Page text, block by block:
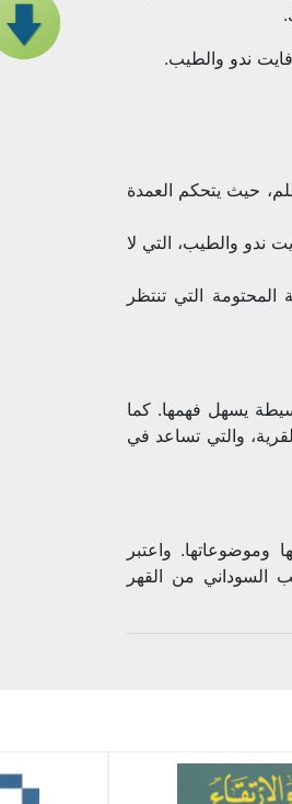
ندو والطيب.
حيث يتحكم العمدة
ندو والطيب، التي لا
المحتومة التي تنتظر
يسهل فهمها. كما
والتي تساعد في
وموضوعاتها. واعتبر
السوداني من القهر